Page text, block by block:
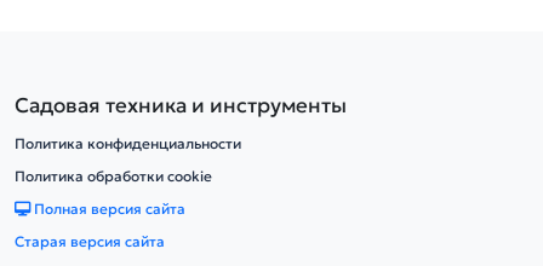
Садовая техника и инструменты
Политика конфиденциальности
Политика обработки cookie
Полная версия сайта
Старая версия сайта